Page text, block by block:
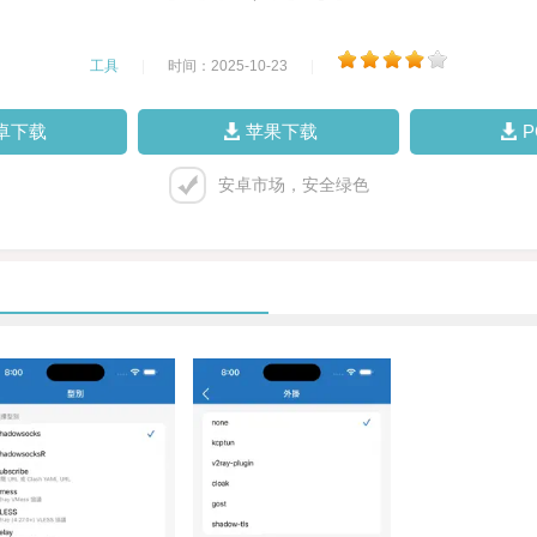
工具 时间：2025-10-23
下载 苹果下载
安卓市场，安全绿色